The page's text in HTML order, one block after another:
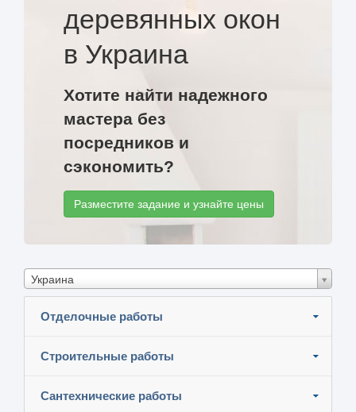
деревянных окон
в Украина
Хотите найти надежного
мастера без
посредников и
сэкономить?
Разместите задание и узнайте цены
Украина
Отделочные работы
Строительные работы
Сантехнические работы